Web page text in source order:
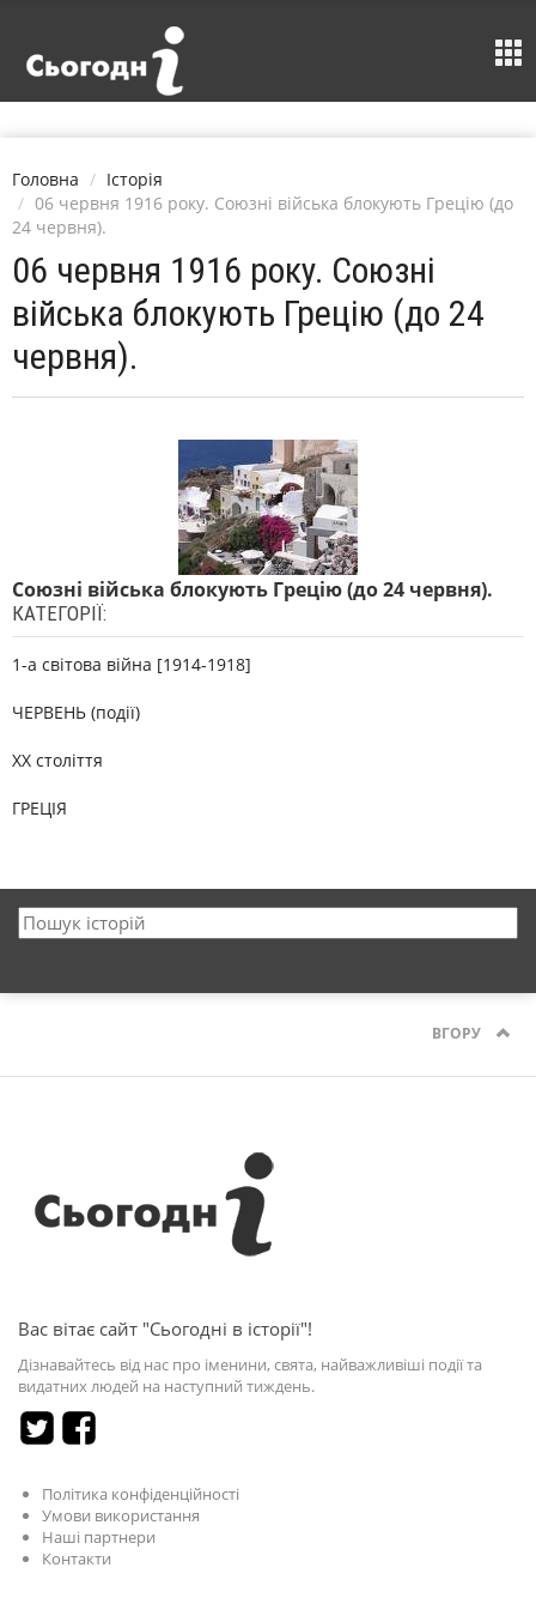
Головна
Історія
06 червня 1916 року. Союзні війська блокують Грецію (до
24 червня).
06 червня 1916 року. Союзні
війська блокують Грецію (до 24
червня).
Союзні війська блокують Грецію (до 24 червня).
КАТЕГОРІЇ:
1-а світова війна [1914-1918]
ЧЕРВЕНЬ (події)
XX століття
ГРЕЦІЯ
ВГОРУ
Вас вітає сайт "Сьогодні в історії"!
Дізнавайтесь від нас про іменини, свята, найважливіші події та
видатних людей на наступний тиждень.
Політика конфіденційності
Умови використання
Наші партнери
Контакти